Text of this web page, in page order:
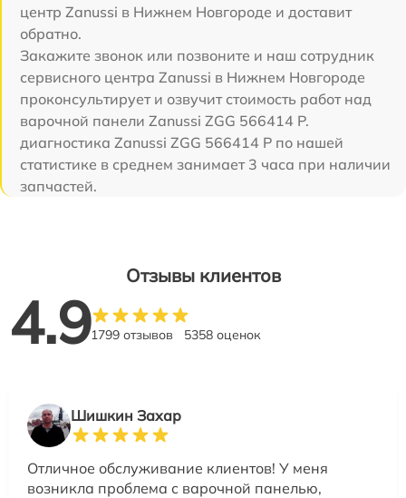
центр Zanussi в Нижнем Новгороде и доставит
обратно.
Закажите звонок или позвоните и наш сотрудник
сервисного центра Zanussi в Нижнем Новгороде
проконсультирует и озвучит стоимость работ над
варочной панели Zanussi ZGG 566414 P.
диагностика Zanussi ZGG 566414 P по нашей
статистике в среднем занимает 3 часа при наличии
запчастей.
Отзывы клиентов
4.91799 отзывов 5358 оценок
Шишкин Захар
Отличное обслуживание клиентов! У меня
возникла проблема с варочной панелью,